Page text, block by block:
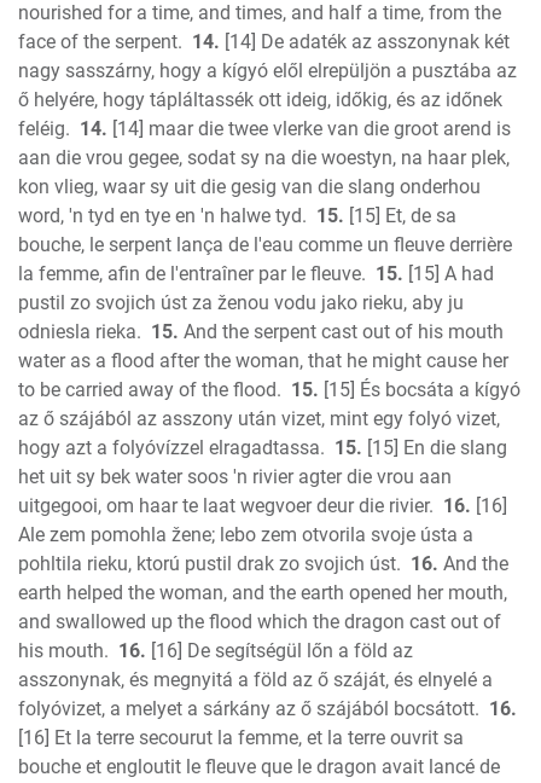
nourished for a time, and times, and half a time, from the
face of the serpent. 14. [14] De adaték az asszonynak két
nagy sasszárny, hogy a kígyó elől elrepüljön a pusztába az
ő helyére, hogy tápláltassék ott ideig, időkig, és az időnek
feléig. 14. [14] maar die twee vlerke van die groot arend is
aan die vrou gegee, sodat sy na die woestyn, na haar plek,
kon vlieg, waar sy uit die gesig van die slang onderhou
word, 'n tyd en tye en 'n halwe tyd. 15. [15] Et, de sa
bouche, le serpent lança de l'eau comme un fleuve derrière
la femme, afin de l'entraîner par le fleuve. 15. [15] A had
pustil zo svojich úst za ženou vodu jako rieku, aby ju
odniesla rieka. 15. And the serpent cast out of his mouth
water as a flood after the woman, that he might cause her
to be carried away of the flood. 15. [15] És bocsáta a kígyó
az ő szájából az asszony után vizet, mint egy folyó vizet,
hogy azt a folyóvízzel elragadtassa. 15. [15] En die slang
het uit sy bek water soos 'n rivier agter die vrou aan
uitgegooi, om haar te laat wegvoer deur die rivier. 16. [16]
Ale zem pomohla žene; lebo zem otvorila svoje ústa a
pohltila rieku, ktorú pustil drak zo svojich úst. 16. And the
earth helped the woman, and the earth opened her mouth,
and swallowed up the flood which the dragon cast out of
his mouth. 16. [16] De segítségül lőn a föld az
asszonynak, és megnyitá a föld az ő száját, és elnyelé a
folyóvizet, a melyet a sárkány az ő szájából bocsátott. 16.
[16] Et la terre secourut la femme, et la terre ouvrit sa
bouche et engloutit le fleuve que le dragon avait lancé de